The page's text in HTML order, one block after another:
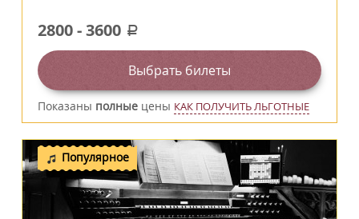
2800-3600 a
Выбрать билеты
Показаны полные цены КАК ПОЛУЧИТЬ ЛЬГОТНЫЕ
Популярное